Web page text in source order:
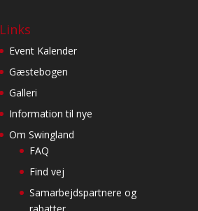
Links
Event Kalender
Gæstebogen
Galleri
Information til nye
Om Swingland
FAQ
Find vej
Samarbejdspartnere og
rabatter